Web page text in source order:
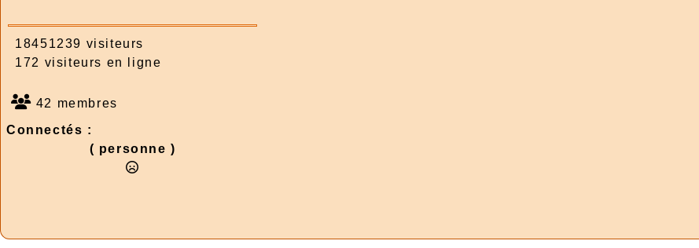
18451239 visiteurs
172 visiteurs en ligne
42 membres
Connectés :
( personne )